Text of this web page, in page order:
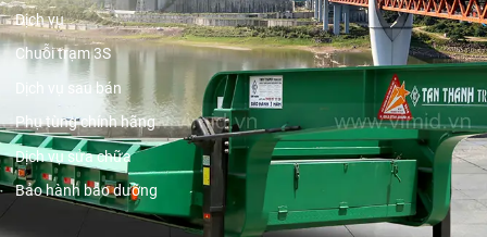
Dịch vụ
Chuỗi trạm 3S
Dịch vụ sau bán
Phụ tùng chính hãng
Dịch vụ sửa chữa
Bảo hành bảo dưỡng